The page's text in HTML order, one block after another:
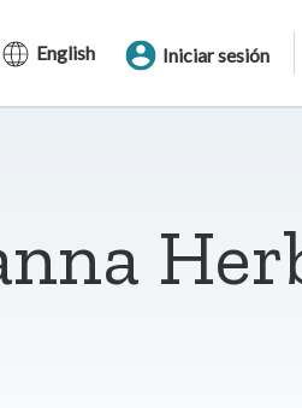
English Iniciar sesión